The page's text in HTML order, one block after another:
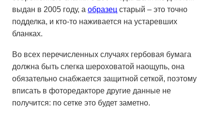
выдан в 2005 году, а образец старый – это точно
подделка, и кто-то наживается на устаревших
бланках.
Во всех перечисленных случаях гербовая бумага
должна быть слегка шероховатой наощупь, она
обязательно снабжается защитной сеткой, поэтому
вписать в фоторедакторе другие данные не
получится: по сетке это будет заметно.